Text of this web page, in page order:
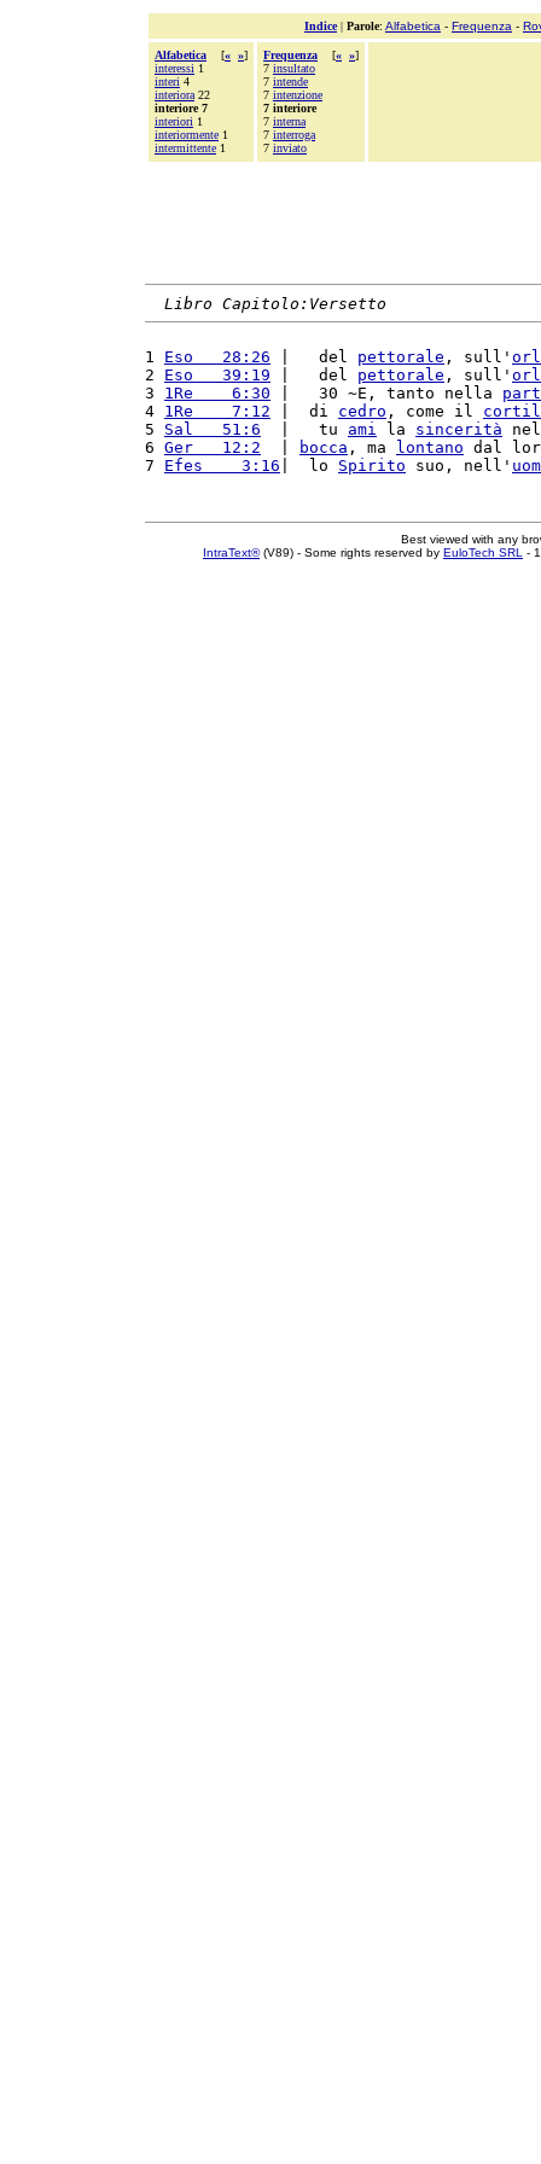
Indice| Parole: Alfabetica - Frequenza -
Alfabetica [« »]
interessi 1
interi 4
interiora 22
interiore 7
interiori 1
interiormente 1
intermittente 1
Frequenza [« »]
7 insultato
7 intende
7 intenzione
7 interiore
7 interna
7 interroga
7 inviato
Libro Capitolo:Versetto
1 Eso   28:26 |   del pettorale , sull'
2 Eso   39:19 |   del pettorale , sull'
3 1Re    6:30 |   30 ~E, tanto nella
4 1Re    7:12 |  di cedro , come il
5 Sal   51:6
  |   tu
ami la sincerità
6 Ger   12:2 bocca , ma lontano dal
7 Efes    3:16 |  lo Spirito suo, nell'
Best viewed with any
IntraText®(V89) - Some rights reserved by EuloTech SRL -